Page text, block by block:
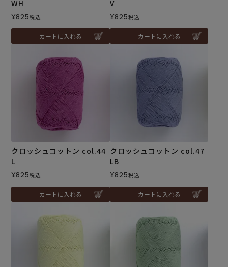
WH
¥825税込
カートに入れる
V
¥825税込
カートに入れる
クロッシュコットン col.44
L
¥825税込
カートに入れる
クロッシュコットン col.47
LB
¥825税込
カートに入れる